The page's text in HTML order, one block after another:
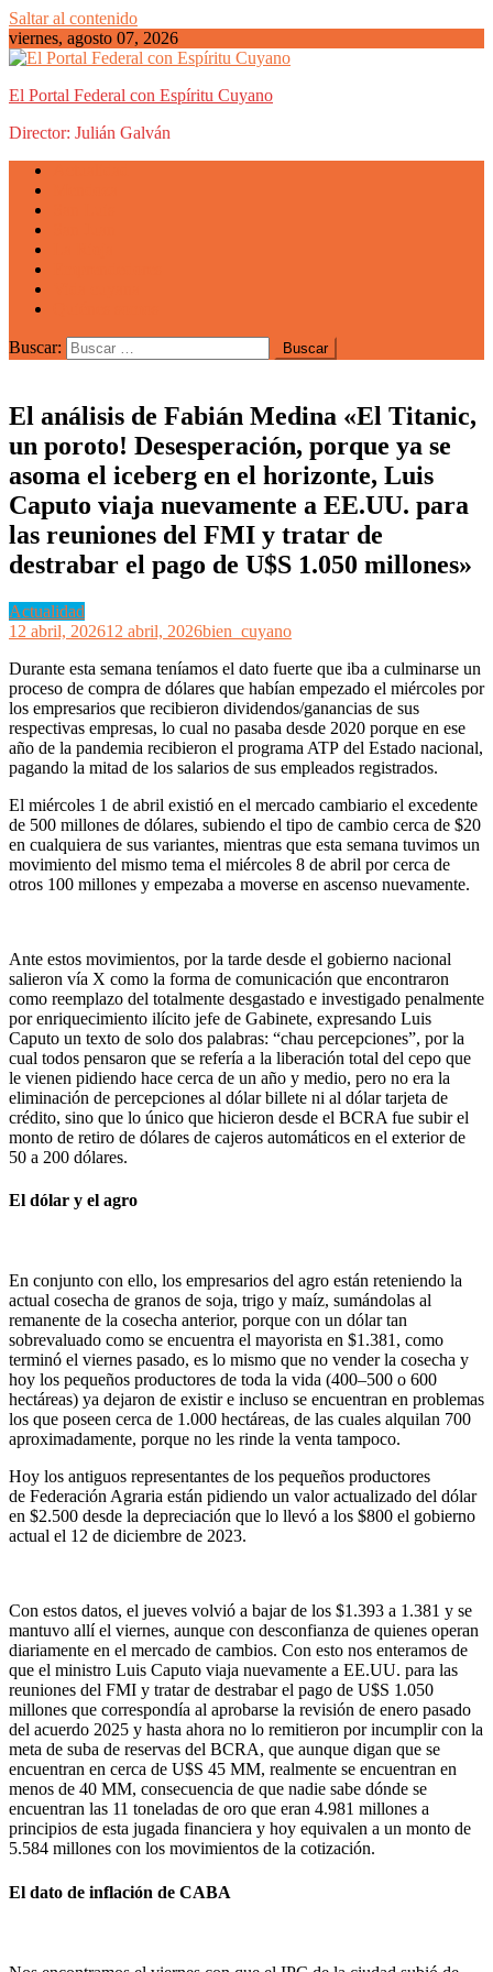
Saltar al contenido
viernes, agosto 07, 2026
El Portal Federal con Espíritu Cuyano
Director: Julián Galván
Buscar:
El análisis de Fabián Medina «El Titanic,
un poroto! Desesperación, porque ya se
asoma el iceberg en el horizonte, Luis
Caputo viaja nuevamente a EE.UU. para
las reuniones del FMI y tratar de
destrabar el pago de U$S 1.050 millones»
Actualidad
12 abril, 202612 abril, 2026bien_cuyano
Durante esta semana teníamos el dato fuerte que iba a culminarse un
proceso de compra de dólares que habían empezado el miércoles por
los empresarios que recibieron dividendos/ganancias de sus
respectivas empresas, lo cual no pasaba desde 2020 porque en ese
año de la pandemia recibieron el programa ATP del Estado nacional,
pagando la mitad de los salarios de sus empleados registrados.
El miércoles 1 de abril existió en el mercado cambiario el excedente
de 500 millones de dólares, subiendo el tipo de cambio cerca de $20
en cualquiera de sus variantes, mientras que esta semana tuvimos un
movimiento del mismo tema el miércoles 8 de abril por cerca de
otros 100 millones y empezaba a moverse en ascenso nuevamente.
Ante estos movimientos, por la tarde desde el gobierno nacional
salieron vía X como la forma de comunicación que encontraron
como reemplazo del totalmente desgastado e investigado penalmente
por enriquecimiento ilícito jefe de Gabinete, expresando Luis
Caputo un texto de solo dos palabras: “chau percepciones”, por la
cual todos pensaron que se refería a la liberación total del cepo que
le vienen pidiendo hace cerca de un año y medio, pero no era la
eliminación de percepciones al dólar billete ni al dólar tarjeta de
crédito, sino que lo único que hicieron desde el BCRA fue subir el
monto de retiro de dólares de cajeros automáticos en el exterior de
50 a 200 dólares.
El dólar y el agro
En conjunto con ello, los empresarios del agro están reteniendo la
actual cosecha de granos de soja, trigo y maíz, sumándolas al
remanente de la cosecha anterior, porque con un dólar tan
sobrevaluado como se encuentra el mayorista en $1.381, como
terminó el viernes pasado, es lo mismo que no vender la cosecha y
hoy los pequeños productores de toda la vida (400–500 o 600
hectáreas) ya dejaron de existir e incluso se encuentran en problemas
los que poseen cerca de 1.000 hectáreas, de las cuales alquilan 700
aproximadamente, porque no les rinde la venta tampoco.
Hoy los antiguos representantes de los pequeños productores
de Federación Agraria están pidiendo un valor actualizado del dólar
en $2.500 desde la depreciación que lo llevó a los $800 el gobierno
actual el 12 de diciembre de 2023.
Con estos datos, el jueves volvió a bajar de los $1.393 a 1.381 y se
mantuvo allí el viernes, aunque con desconfianza de quienes operan
diariamente en el mercado de cambios. Con esto nos enteramos de
que el ministro Luis Caputo viaja nuevamente a EE.UU. para las
reuniones del FMI y tratar de destrabar el pago de U$S 1.050
millones que correspondía al aprobarse la revisión de enero pasado
del acuerdo 2025 y hasta ahora no lo remitieron por incumplir con la
meta de suba de reservas del BCRA, que aunque digan que se
encuentran en cerca de U$S 45 MM, realmente se encuentran en
menos de 40 MM, consecuencia de que nadie sabe dónde se
encuentran las 11 toneladas de oro que eran 4.981 millones a
principios de esta jugada financiera y hoy equivalen a un monto de
5.584 millones con los movimientos de la cotización.
El dato de inflación de CABA